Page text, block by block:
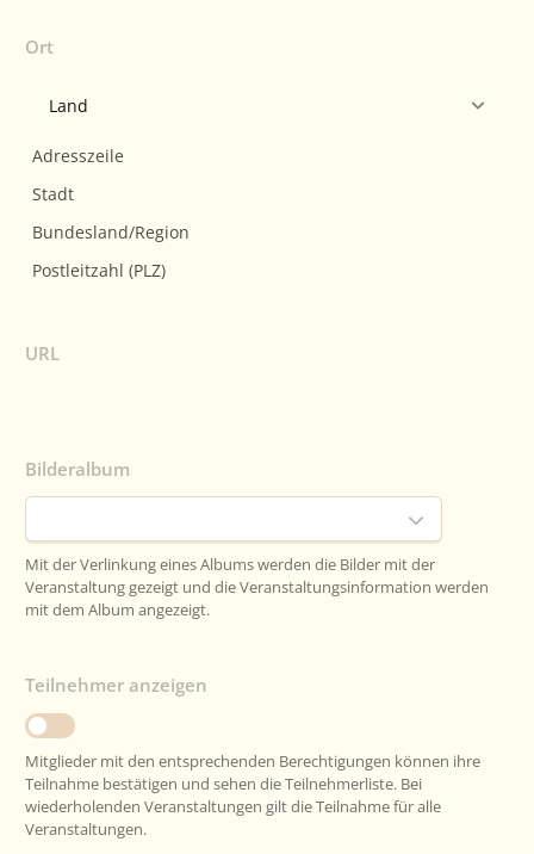
Ort
URL
Bilderalbum
Mit der Verlinkung eines Albums werden die Bilder mit der
Veranstaltung gezeigt und die Veranstaltungsinformation werden
mit dem Album angezeigt.
Teilnehmer anzeigen
Mitglieder mit den entsprechenden Berechtigungen können ihre
Teilnahme bestätigen und sehen die Teilnehmerliste. Bei
wiederholenden Veranstaltungen gilt die Teilnahme für alle
Veranstaltungen.